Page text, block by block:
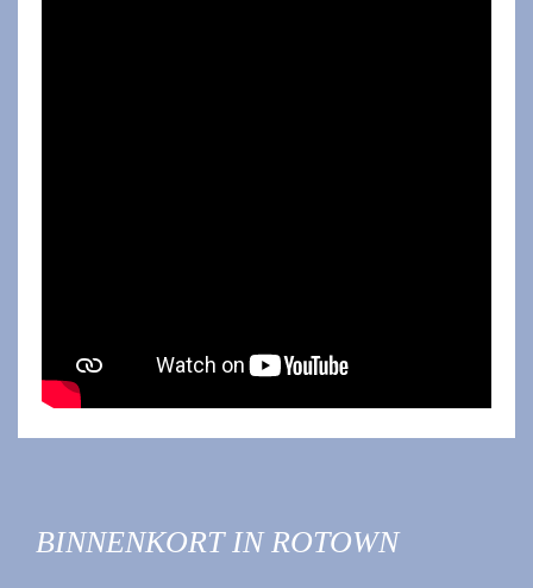
BINNENKORT IN ROTOWN